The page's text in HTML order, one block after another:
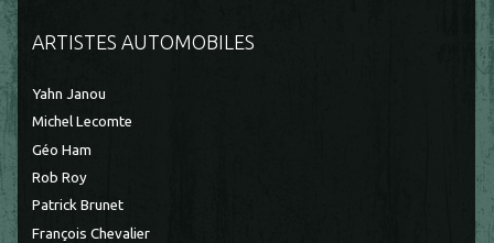
ARTISTES AUTOMOBILES
Yahn Janou
Michel Lecomte
Géo Ham
Rob Roy
Patrick Brunet
François Chevalier